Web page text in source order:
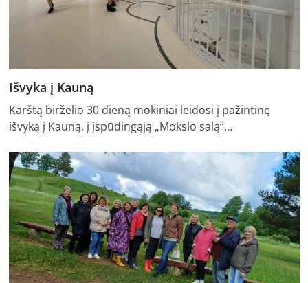
Išvyka į Kauną
Karštą birželio 30 dieną mokiniai leidosi į pažintinę
išvyką į Kauną, į įspūdingąją „Mokslo salą“…